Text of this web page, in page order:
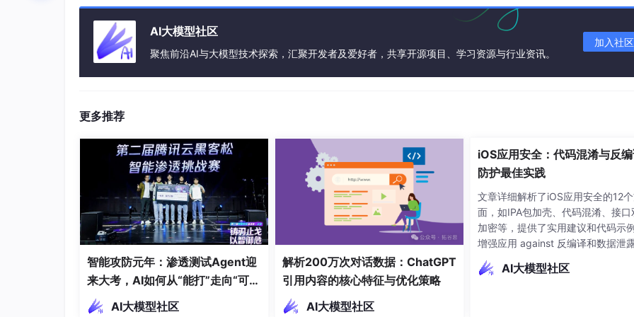
layer1
以18和50举例
18的basicblock如下,layer1共有2个下图的basicblock
resnet-18的block称为basicblock
resnet-50称为bottleneck
identity和卷积之后的输出对应数值相加！
AI大模型社区
聚焦前沿AI与大模型技术探索，汇聚开发者及爱好者，共享开源项目、学习资源与行业资讯。
加入社区
更多推荐
智能攻防元年：渗透测试Agent迎
来大考，AI如何从“能打”走向“可
控”
AI大模型社区
解析200万次对话数据：ChatGPT
引用内容的核心特征与优化策略
AI大模型社区
iOS应用安全：代码混淆与反
防护最佳实践
文章详细解析了iOS应用安全的12
面，如IPA包加壳、代码混淆、接口
加密等，提供了实用建议和代码示
增强应用 against 反编译和数据泄露
AI大模型社区